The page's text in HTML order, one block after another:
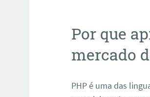
Por que
mercado
PHP é uma das